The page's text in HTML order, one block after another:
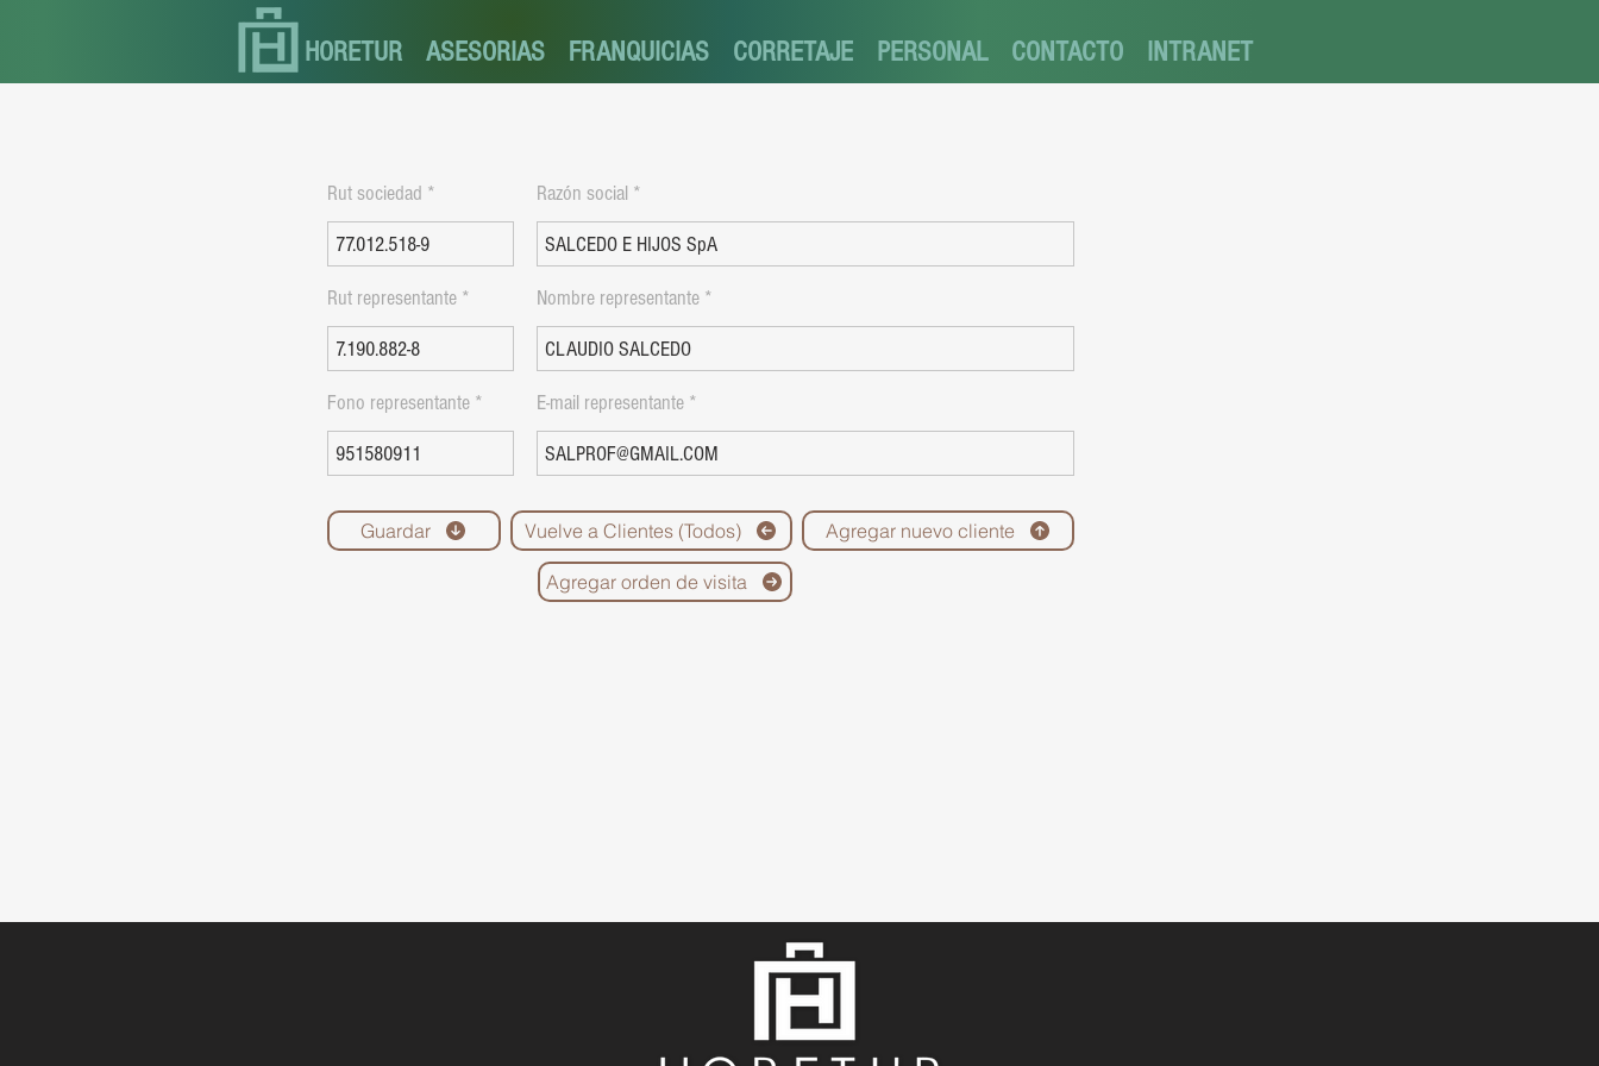
HORETUR ASESORIAS FRANQUICIAS CORRETAJE PERSONAL CONTACTO INTRANET
Rut sociedad Razón social
Rut representante Nombre representante
Fono representante E-mail representante
Guardar Vuelve a Clientes (Todos) Agregar nuevo cliente
Agregar orden de visita